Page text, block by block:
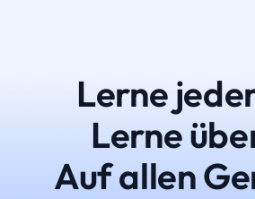
Lerne
Lerne
Auf allen